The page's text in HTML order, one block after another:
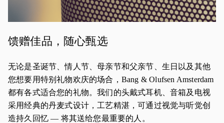
馈赠佳品，随心甄选
无论是圣诞节、情人节、母亲节和父亲节、生日以及其他
您想要用特别礼物欢庆的场合，Bang & Olufsen Amsterdam
都有各式适合您的礼物。我们的头戴式耳机、音箱及电视
采用经典的丹麦式设计，工艺精湛，可通过视觉与听觉创
造持久回忆 — 将其送给您最重要的人。